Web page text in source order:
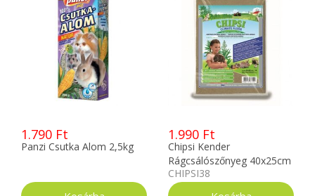
1.790 Ft
Panzi Csutka Alom 2,5kg
1.990 Ft
Chipsi Kender
Rágcsálószőnyeg 40x25cm
CHIPSI38